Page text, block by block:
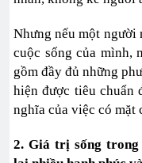
Nhưng nếu một người
cuộc sống của mình,
gồm đầy đủ những
hiện được tiêu chuẩn
nghĩa của việc có mặt
2. Giá trị sống